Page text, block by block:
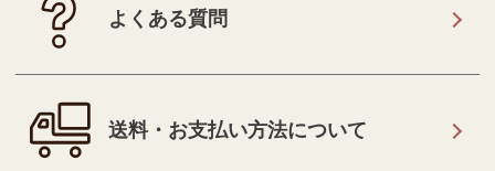
よくある質問
送料・お支払い方法について